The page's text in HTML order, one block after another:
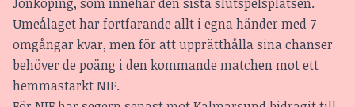
Umeålaget har fortfarande allt i egna händer med 7
omgångar kvar, men för att upprätthålla sina chanser
behöver de poäng i den kommande matchen mot ett
hemmastarkt NIF.